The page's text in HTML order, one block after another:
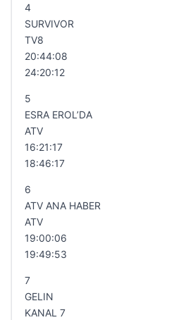
4
SURVIVOR
TV8
20:44:08
24:20:12
5
ESRA EROL’DA
ATV
16:21:17
18:46:17
6
ATV ANA HABER
ATV
19:00:06
19:49:53
7
GELIN
KANAL 7